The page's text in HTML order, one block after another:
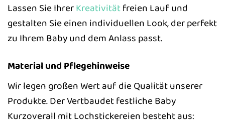
Lassen Sie IhrerKreativitätfreien Lauf und
gestalten Sie einen individuellen Look, der perfekt
zu Ihrem Baby und dem Anlass passt.
Material und Pflegehinweise
Wir legen großen Wert auf die Qualität unserer
Produkte. Der Vertbaudet festliche Baby
Kurzoverall mit Lochstickereien besteht aus: